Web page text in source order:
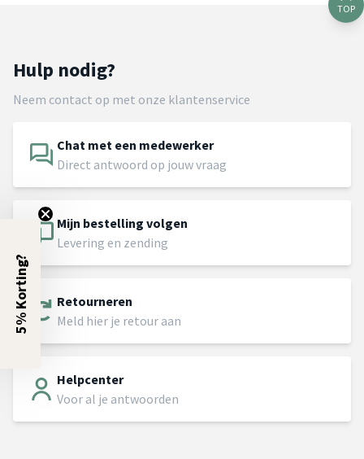
TOP
Hulp nodig?
Neem contact op met onze klantenservice
Chat met een medewerker
Direct antwoord op jouw vraag
Mijn bestelling volgen
Levering en zending
Retourneren
Meld hier je retour aan
Helpcenter
Voor al je antwoorden
5% Korting?